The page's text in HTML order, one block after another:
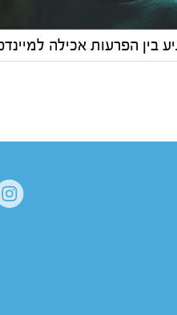
בין הפרעות אכילה